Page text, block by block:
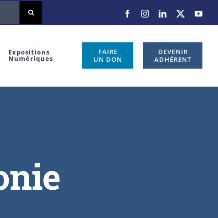
Expositions
Numériques
FAIRE
UN DON
DEVENIR
ADHÉRENT